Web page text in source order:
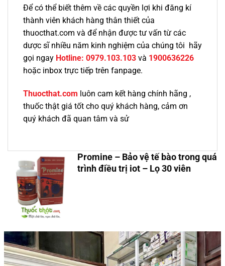
Để có thể biết thêm về các quyền lợi khi đăng kí
thành viên khách hàng thân thiết của
thuocthat.com và để nhận được tư vấn từ các
dược sĩ nhiều năm kinh nghiệm của chúng tôi hãy
gọi ngay Hotline: 0979.103.103 và 1900636226
hoặc inbox trực tiếp trên fanpage.
Thuocthat.com luôn cam kết hàng chính hãng ,
thuốc thật giá tốt cho quý khách hàng, cảm ơn
quý khách đã quan tâm và sử
Promine – Bảo vệ tế bào trong quá
trình điều trị iot – Lọ 30 viên